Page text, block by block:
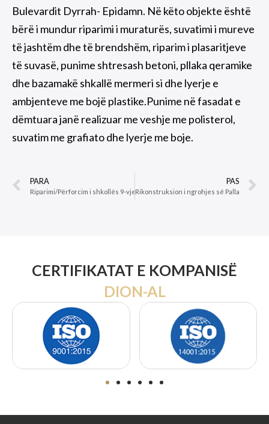
Bulevardit Dyrrah- Epidamn. Në këto objekte është
bërë i mundur riparimi i muraturës, suvatimi i mureve
të jashtëm dhe të brendshëm, riparim i plasaritjeve
të suvasë, punime shtresash betoni, pllaka qeramike
dhe bazamakë shkallë mermeri si dhe lyerje e
ambjenteve me bojë plastike.Punime në fasadat e
dëmtuara janë realizuar me veshje me polisterol,
suvatim me grafiato dhe lyerje me boje.
PARA
Riparimi/Përforcim i shkollës 9-vjeçare “Demokracia“ Mamurras, Bashkia Kurbin, Shqipëri
PAS
CERTIFIKATAT E KOMPANISË
DION-AL